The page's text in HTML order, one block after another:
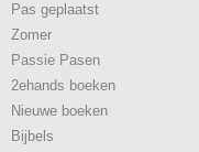
Pas geplaatst
Zomer
Passie Pasen
2ehands boeken
Nieuwe boeken
Bijbels